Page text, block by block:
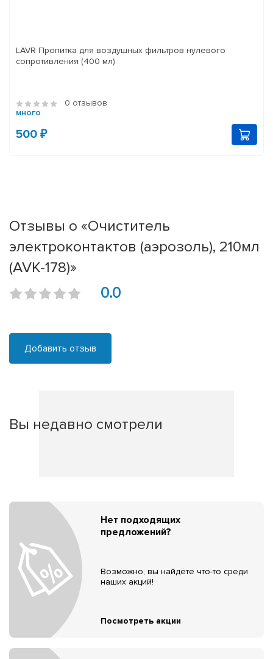
LAVR Пропитка для воздушных фильтров нулевого
сопротивления (400 мл)
0 отзывов
много
500 ₽
Отзывы о «Очиститель
электроконтактов (аэрозоль), 210мл
(AVK-178)»
0.0
Добавить отзыв
Вы недавно смотрели
Нет подходящих
предложений?
Возможно, вы найдёте что-то среди
наших акций!
Посмотреть акции